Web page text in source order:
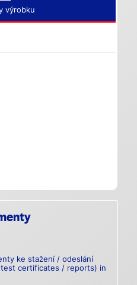
výrobku
ke stažení / odeslání
certificates / reports) in